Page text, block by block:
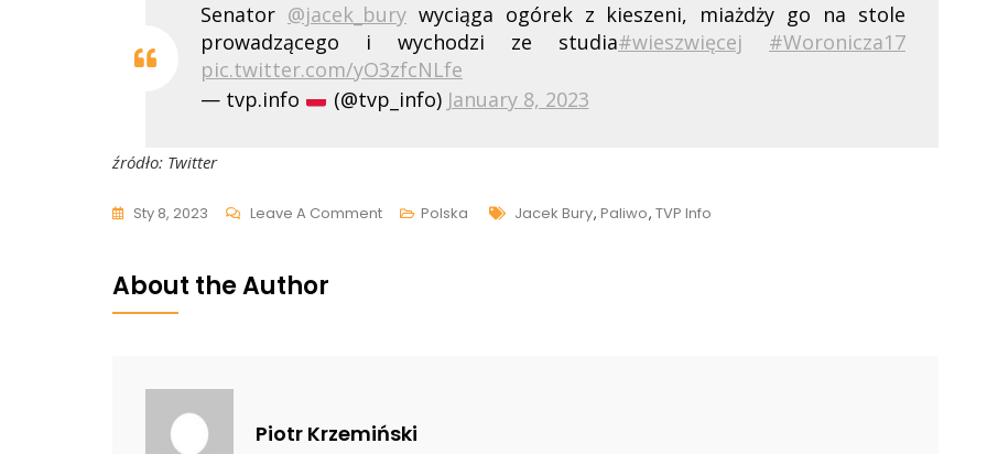
Senator @jacek_burywyciąga ogórek z kieszeni, miażdży go na stole
prowadzącego i wychodzi ze studia#wieszwięcej
#Woronicza17
pic.twitter.com/yO3zfcNLfe
— tvp.info
(@tvp_info) January 8, 2023
źródło: Twitter
Sty 8, 2023 Leave A CommentOn
Na
Polska Tags
Jacek Bury, Paliwo, TVP Info
About the Author
Piotr Krzemiński